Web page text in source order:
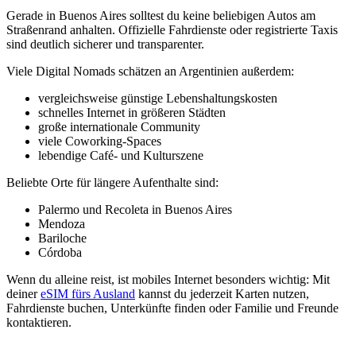
Gerade in Buenos Aires solltest du keine beliebigen Autos am
Straßenrand anhalten. Offizielle Fahrdienste oder registrierte Taxis
sind deutlich sicherer und transparenter.
Viele Digital Nomads schätzen an Argentinien außerdem:
vergleichsweise günstige Lebenshaltungskosten
schnelles Internet in größeren Städten
große internationale Community
viele Coworking-Spaces
lebendige Café- und Kulturszene
Beliebte Orte für längere Aufenthalte sind:
Palermo und Recoleta in Buenos Aires
Mendoza
Bariloche
Córdoba
Wenn du alleine reist, ist mobiles Internet besonders wichtig: Mit
deinereSIM fürs Ausland kannst du jederzeit Karten nutzen,
Fahrdienste buchen, Unterkünfte finden oder Familie und Freunde
kontaktieren.